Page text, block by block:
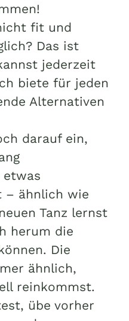
fit und
Das ist
jederzeit
biete für jeden
Alternativen
darauf ein,
etwas
– ähnlich wie
Tanz lernst
herum die
Die
ähnlich,
reinkommst.
übe vorher